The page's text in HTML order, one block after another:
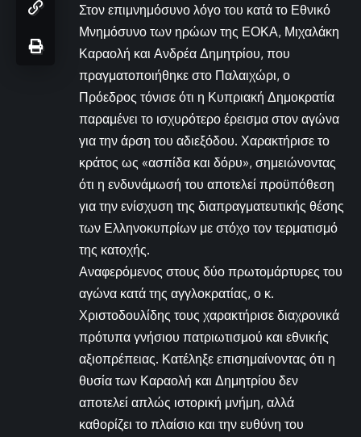
Στον επιμνημόσυνο λόγο του κατά το Εθνικό
Μνημόσυνο των ηρώων της ΕΟΚΑ, Μιχαλάκη
Καραολή και Ανδρέα Δημητρίου, που
πραγματοποιήθηκε στο Παλαιχώρι, ο
Πρόεδρος τόνισε ότι η Κυπριακή Δημοκρατία
παραμένει το ισχυρότερο έρεισμα στον αγώνα
για την άρση του αδιεξόδου. Χαρακτήρισε το
κράτος ως «ασπίδα και δόρυ», σημειώνοντας
ότι η ενδυνάμωσή του αποτελεί προϋπόθεση
για την ενίσχυση της διαπραγματευτικής θέσης
των Ελληνοκυπρίων με στόχο τον τερματισμό
της κατοχής.
Αναφερόμενος στους δύο πρωτομάρτυρες του
αγώνα κατά της αγγλοκρατίας, ο κ.
Χριστοδουλίδης τους χαρακτήρισε διαχρονικά
πρότυπα γνήσιου πατριωτισμού και εθνικής
αξιοπρέπειας. Κατέληξε επισημαίνοντας ότι η
θυσία των Καραολή και Δημητρίου δεν
αποτελεί απλώς ιστορική μνήμη, αλλά
καθορίζει το πλαίσιο και την ευθύνη του